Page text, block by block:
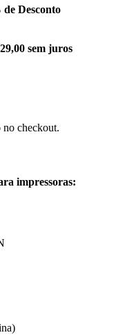
de Desconto
sem juros
checkout.
impressoras: